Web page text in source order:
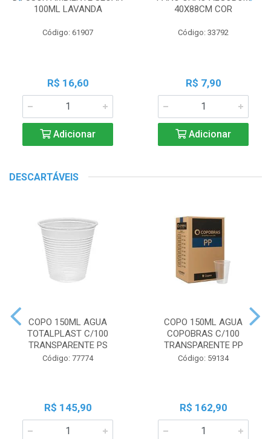
100ML LAVANDA
Código: 61907
R$ 16,60
Adicionar
40X88CM COR
Código: 33792
R$ 7,90
Adicionar
DESCARTÁVEIS
COPO 150ML AGUA
TOTALPLAST C/100
TRANSPARENTE PS
Código: 77774
R$ 145,90
COPO 150ML AGUA
COPOBRAS C/100
TRANSPARENTE PP
Código: 59134
R$ 162,90